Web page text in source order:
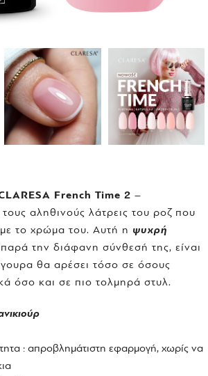
French Time 2 –
αληθινούς λάτρεις του ροζ που
το χρώμα του. Αυτή η ψυχρή
την διάφανη σύνθεσή της, είναι
θα αρέσει τόσο σε όσους
όσο και σε πιο τολμηρά στυλ.
: απροβλημάτιστη εφαρμογή, χωρίς να